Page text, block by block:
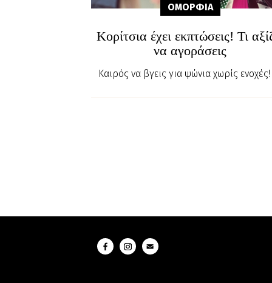
ΟΜΟΡΦΙA
Κορίτσια έχει εκπτώσεις! Τι
να αγοράσεις
Καιρός να βγεις για ψώνια χωρίς ενοχές!